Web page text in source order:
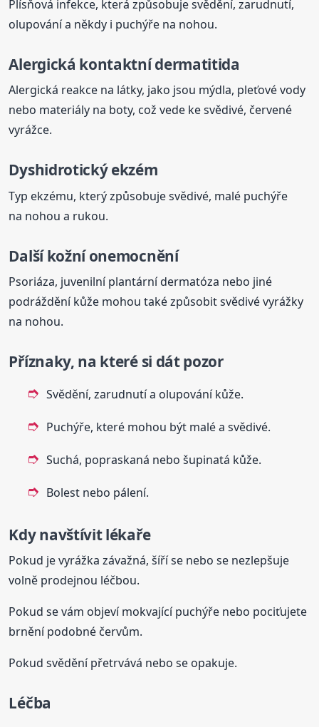
Plísňová infekce, která způsobuje svědění, zarudnutí,
olupování a někdy i puchýře na nohou.
Alergická kontaktní dermatitida
Alergická reakce na látky, jako jsou mýdla, pleťové vody
nebo materiály na boty, což vede ke svědivé, červené
vyrážce.
Dyshidrotický ekzém
Typ ekzému, který způsobuje svědivé, malé puchýře
na nohou a rukou.
Další kožní onemocnění
Psoriáza, juvenilní plantární dermatóza nebo jiné
podráždění kůže mohou také způsobit svědivé vyrážky
na nohou.
Příznaky, na které si dát pozor
Svědění, zarudnutí a olupování kůže.
Puchýře, které mohou být malé a svědivé.
Suchá, popraskaná nebo šupinatá kůže.
Bolest nebo pálení.
Kdy navštívit lékaře
Pokud je vyrážka závažná, šíří se nebo se nezlepšuje
volně prodejnou léčbou.
Pokud se vám objeví mokvající puchýře nebo pociťujete
brnění podobné červům.
Pokud svědění přetrvává nebo se opakuje.
Léčba